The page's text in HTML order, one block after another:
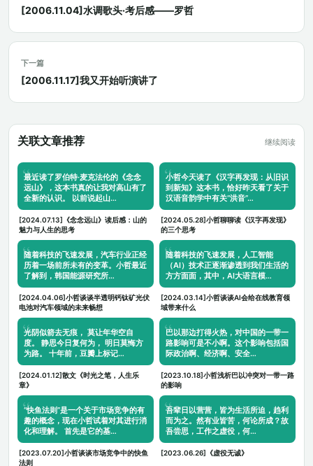
[2006.11.04]水调歌头·考后感——罗哲
下一篇
[2006.11.17]我又开始听演讲了
关联文章推荐 继续阅读
最近读了罗伯特·麦克法伦的《念念
远山》，这本书真的让我对高山有了
全新的认识。 以前说起山…
[2024.07.13]《念念远山》读后感：山的
魅力与人生的思考
小哲今天读了《汉字再发现：从旧识
到新知》这本书，恰好昨天看了关于
汉语音韵学中有关“洪音”…
[2024.05.28]小哲聊聊读《汉字再发现》
的三个思考
随着科技的飞速发展，汽车行业正经
历着一场前所未有的变革。小哲最近
了解到，韩国能源研究所…
[2024.04.06]小哲谈谈半透明钙钛矿光伏
电池对汽车领域的未来畅想
随着科技的飞速发展，人工智能
（AI）技术正逐渐渗透到我们生活的
方方面面，其中，AI大语言模…
[2024.03.14]小哲谈谈AI会给在线教育领
域带来什么
光阴似箭去无痕， 莫让年华空自
度。 静思今日复何为， 明日莫悔方
为路。 十年前，豆瓣上标记…
[2024.01.12]散文《时光之笔，人生乐
章》
巴以那边打得火热，对中国的一带一
路影响可是不小啊。这个影响包括国
际政治啊、经济啊、安全…
[2023.10.18]小哲浅析巴以冲突对一带一路
的影响
“快鱼法则”是一个关于市场竞争的有
趣的概念，现在小哲试着对其进行消
化和理解。 首先是它的基…
[2023.07.20]小哲谈谈市场竞争中的快鱼
法则
吾辈日以营营，皆为生活所迫，趋利
而为之。然有业皆苦，何论所成？故
吾尝思，工作之虚役，何…
[2023.06.26]《虚役无诚》